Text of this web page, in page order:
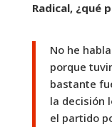
Radical, ¿qué
No he
porque
bastante
la decisión
el partido